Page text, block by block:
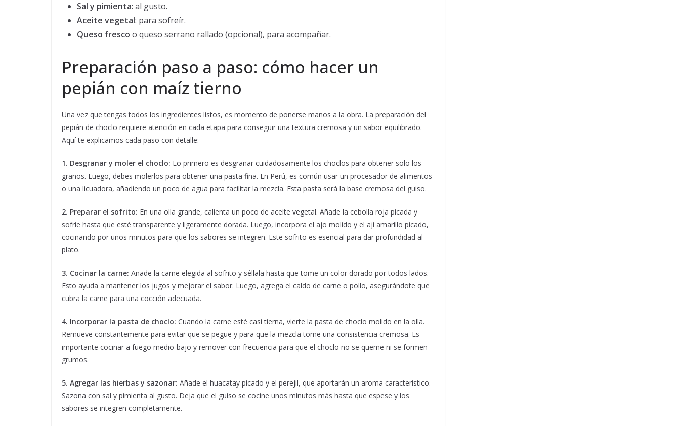
Sal y pimienta: al gusto.
Aceite vegetal: para sofreír.
Queso fresco o queso serrano rallado (opcional), para acompañar.
Preparación paso a paso: cómo hacer un
pepián con maíz tierno
Una vez que tengas todos los ingredientes listos, es momento de ponerse manos a la obra. La preparación del
pepián de choclo requiere atención en cada etapa para conseguir una textura cremosa y un sabor equilibrado.
Aquí te explicamos cada paso con detalle:
1. Desgranar y moler el choclo: Lo primero es desgranar cuidadosamente los choclos para obtener solo los
granos. Luego, debes molerlos para obtener una pasta fina. En Perú, es común usar un procesador de alimentos
o una licuadora, añadiendo un poco de agua para facilitar la mezcla. Esta pasta será la base cremosa del guiso.
2. Preparar el sofrito: En una olla grande, calienta un poco de aceite vegetal. Añade la cebolla roja picada y
sofríe hasta que esté transparente y ligeramente dorada. Luego, incorpora el ajo molido y el ají amarillo picado,
cocinando por unos minutos para que los sabores se integren. Este sofrito es esencial para dar profundidad al
plato.
3. Cocinar la carne: Añade la carne elegida al sofrito y séllala hasta que tome un color dorado por todos lados.
Esto ayuda a mantener los jugos y mejorar el sabor. Luego, agrega el caldo de carne o pollo, asegurándote que
cubra la carne para una cocción adecuada.
4. Incorporar la pasta de choclo: Cuando la carne esté casi tierna, vierte la pasta de choclo molido en la olla.
Remueve constantemente para evitar que se pegue y para que la mezcla tome una consistencia cremosa. Es
importante cocinar a fuego medio-bajo y remover con frecuencia para que el choclo no se queme ni se formen
grumos.
5. Agregar las hierbas y sazonar: Añade el huacatay picado y el perejil, que aportarán un aroma característico.
Sazona con sal y pimienta al gusto. Deja que el guiso se cocine unos minutos más hasta que espese y los
sabores se integren completamente.